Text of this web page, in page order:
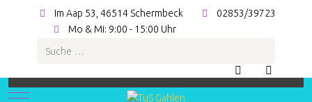
Im Aap 53, 46514 Schermbeck
02853/39723
Mo & Mi: 9:00 - 15:00 Uhr
Suchen
Mobile Menu Toggle